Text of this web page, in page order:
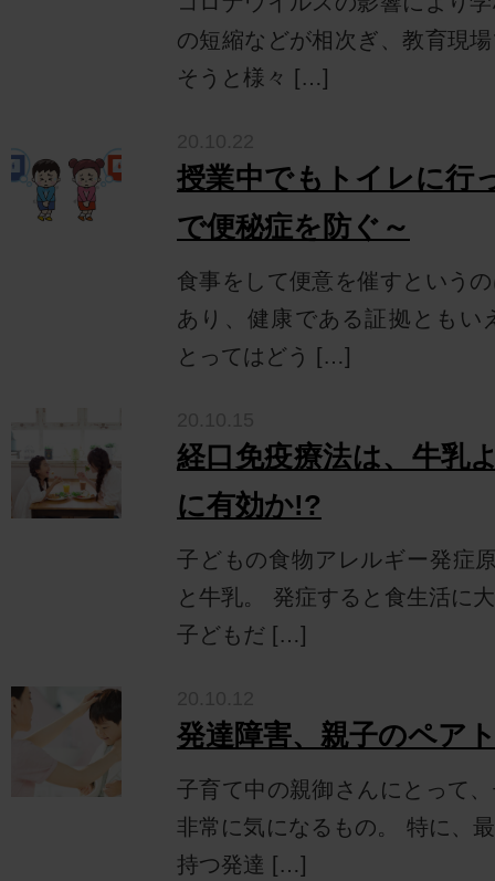
の短縮などが相次ぎ、教育現
そうと様々 […]
授業中でもトイレに行
で便秘症を防ぐ～
食事をして便意を催すという
あり、健康である証拠ともい
とってはどう […]
経口免疫療法は、牛乳
に有効か!?
子どもの食物アレルギー発症
と牛乳。 発症すると食生活に
子どもだ […]
発達障害、親子のペア
子育て中の親御さんにとって
非常に気になるもの。 特に、
持つ発達 […]